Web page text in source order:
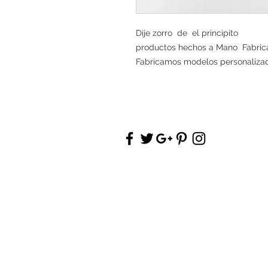
Dije zorro de el principito
productos hechos a Mano
Fabricamos modelos